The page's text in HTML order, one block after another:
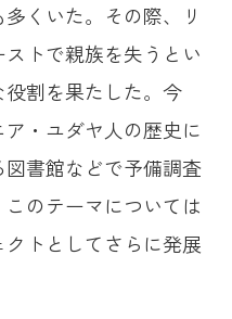
くいた。その際、リ
トで親族を失うとい
割を果たした。今
・ユダヤ人の歴史に
書館などで予備調査
のテーマについては
トとしてさらに発展